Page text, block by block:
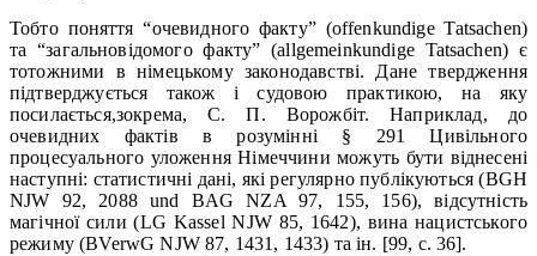
Тобто поняття “очевидного факту” (оffenkundige Tatsachen)
та “загальновідомого факту” (allgemeinkundige Tatsachen) є
тотожними в німецькому законодавстві. Дане твердження
підтверджується також і судовою практикою, на яку
посилається,зокрема, С. П. Ворожбіт. Наприклад, до
очевидних фактів в розумінні § 291 Цивільного
процесуального уложення Німеччини можуть бути віднесені
наступні: статистичні дані, які регулярно публікуються (BGH
NJW 92, 2088 und BAG NZA 97, 155, 156), відсутність
магічної сили (LG Kassel NJW 85, 1642), вина нацистського
режиму (BVerwG NJW 87, 1431, 1433) та ін. [99, c. 36].